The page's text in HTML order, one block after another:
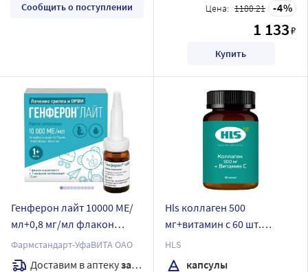
Сообщить о поступлении Цена: 1180.21 4
1 133₽
Купить
Генферон лайт 10000 МЕ/
мл+0,8 мг/мл флакон
капли назальные 10 мл
Фармстандарт-УфаВИТА ОАО
Доставим в аптекузавтра
Hls коллаген 500
мг+витамин с 60 шт.
капсулы массой 793 мг/
эркафарм/
HLS
капсулы